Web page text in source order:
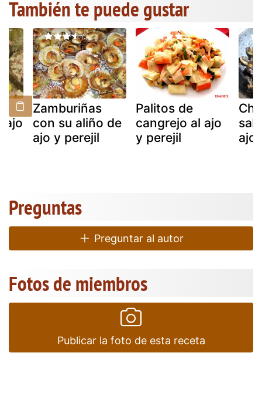
También te puede gustar
ajo
Zamburiñas
con su aliño de
ajo y perejil
Palitos de
cangrejo al ajo
y perejil
ajo
Preguntas
Preguntar al autor
Fotos de miembros
Publicar la foto de esta receta